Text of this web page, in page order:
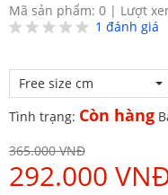
Mã sản phẩm: 0 | Lượt
1 đánh giá
Free size cm
Tình trạng: Còn hàng
365.000 VNĐ
292.000